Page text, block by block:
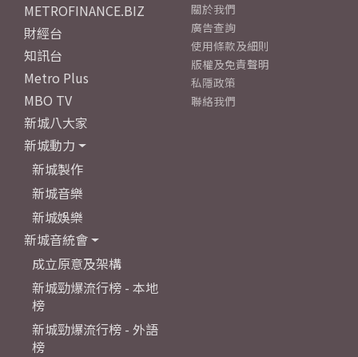
METROFINANCE.BIZ
財經台
知訊台
Metro Plus
MBO TV
新城八大家
新城動力
新城製作
新城音樂
新城娛樂
新城音統會
成立原意及架構
新城勁爆流行榜 - 本地
榜
新城勁爆流行榜 - 外語
榜
關於我們
廣告查詢
使用條款及細則
版權及免責聲明
私隱政策
聯絡我們